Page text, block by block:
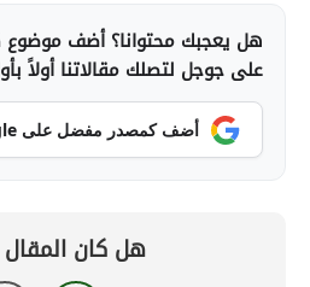
هل يعجبك محتوانا؟ أضف
على جوجل لتصلك مقالاتنا أولاً
أضف كمصدر مفضل على Google
هل كان المقال